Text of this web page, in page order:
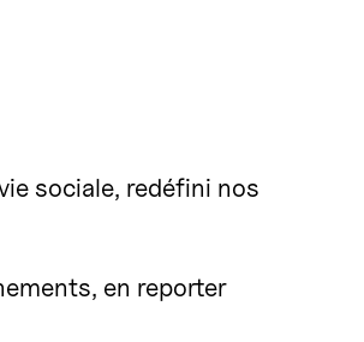
sociale, redéfini nos
en reporter